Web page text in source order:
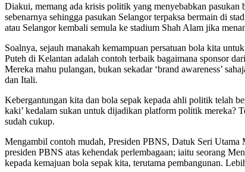
Diakui, memang ada krisis politik yang menyebabkan
sebenarnya sehingga pasukan Selangor terpaksa bermain di
atau Selangor kembali semula ke stadium Shah Alam jika
Soalnya, sejauh manakah kemampuan persatuan bola kita
Puteh di Kelantan adalah contoh terbaik bagaimana sponsor
Mereka mahu pulangan, bukan sekadar ‘brand awareness’
dan Itali.
Kebergantungan kita dan bola sepak kepada ahli politik telah
kaki’ kedalam sukan untuk dijadikan platform politik mereka?
sudah cukup.
Mengambil contoh mudah, Presiden PBNS, Datuk Seri Utama
presiden PBNS atas kehendak perlembagaan; iaitu seorang
kepada kemajuan bola sepak kita, terutama pembangunan.